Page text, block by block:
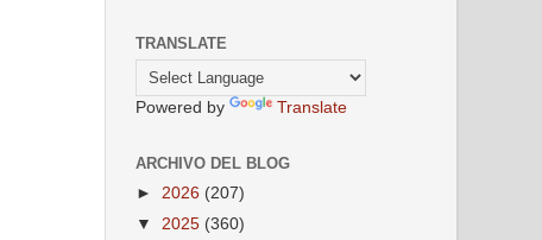
TRANSLATE
Powered by Translate
ARCHIVO DEL BLOG
► 2026 (207)
▼ 2025 (360)